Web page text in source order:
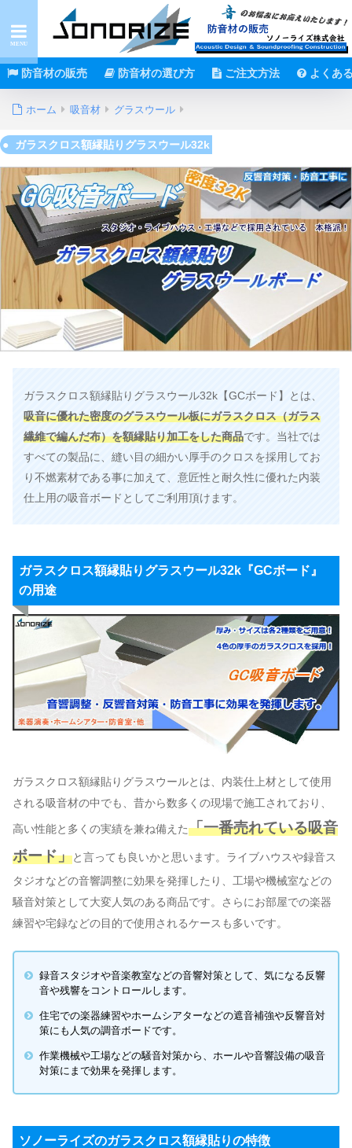
防音材の販売 防音材の選び方 ご注文方法 よくあ
ホーム 吸音材 グラスウール
ガラスクロス額縁貼りグラスウール32k
ガラスクロス額縁貼りグラスウール32k【GCボード】とは、
吸音に優れた密度のグラスウール板にガラスクロス（ガラス
繊維で編んだ布）を額縁貼り加工をした商品です。当社では
すべての製品に、縫い目の細かい厚手のクロスを採用してお
り不燃素材である事に加えて、意匠性と耐久性に優れた内装
仕上用の吸音ボードとしてご利用頂けます。
ガラスクロス額縁貼りグラスウール32k『GCボード』
の用途
ガラスクロス額縁貼りグラスウールとは、内装仕上材として使用
される吸音材の中でも、昔から数多くの現場で施工されており、
高い性能と多くの実績を兼ね備えた「一番売れている吸音
ボード」と言っても良いかと思います。ライブハウスや録音ス
タジオなどの音響調整に効果を発揮したり、工場や機械室などの
騒音対策として大変人気のある商品です。さらにお部屋での楽器
練習や宅録などの目的で使用されるケースも多いです。
録音スタジオや音楽教室などの音響対策として、気になる反響
音や残響をコントロールします。
住宅での楽器練習やホームシアターなどの遮音補強や反響音対
策にも人気の調音ボードです。
作業機械や工場などの騒音対策から、ホールや音響設備の吸音
対策にまで効果を発揮します。
ソノーライズのガラスクロス額縁貼りの特徴